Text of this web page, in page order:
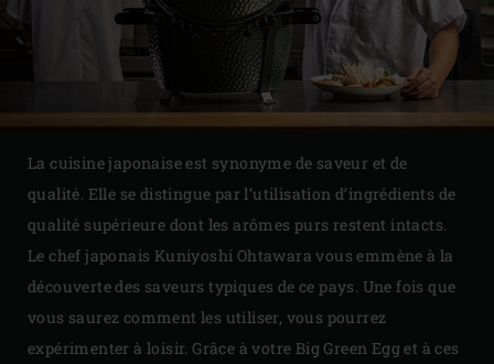
La cuisine japonaise est synonyme de saveur et de
qualité. Elle se distingue par l’utilisation d’ingrédients de
qualité supérieure dont les arômes purs restent intacts.
Le chef japonais Kuniyoshi Ohtawara vous emmène à la
découverte des saveurs typiques de ce pays. Une fois que
vous saurez comment les utiliser, vous pourrez
expérimenter à loisir. Grâce à votre Big Green Egg et à ces